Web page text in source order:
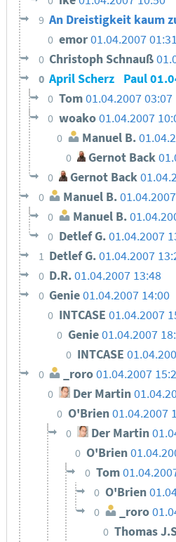
9 An Dreistigkeit kaum
0 emor01.04.2007 01:31
0 Christoph Schnauß
0 April Scherz Paul
0 Tom01.04.2007 03:07
0 woako01.04.2007
0 Manuel B.
0 Gernot Back
0 Gernot Back
0 Manuel B.
0 Manuel B.
0 Detlef G.01.04.2007
1 Detlef G.01.04.2007
0 D.R.01.04.2007 13:48
0 Genie01.04.2007 14:00
0 INTCASE 01.04.2007
0 Genie01.04.2007
0 INTCASE
0 _roro01.04.2007
0 Der Martin
0 O'Brien01.04.2007
0 Der Martin
0 O'Brien
0 Tom
0 O'Brien
0 _roro
0 Thomas